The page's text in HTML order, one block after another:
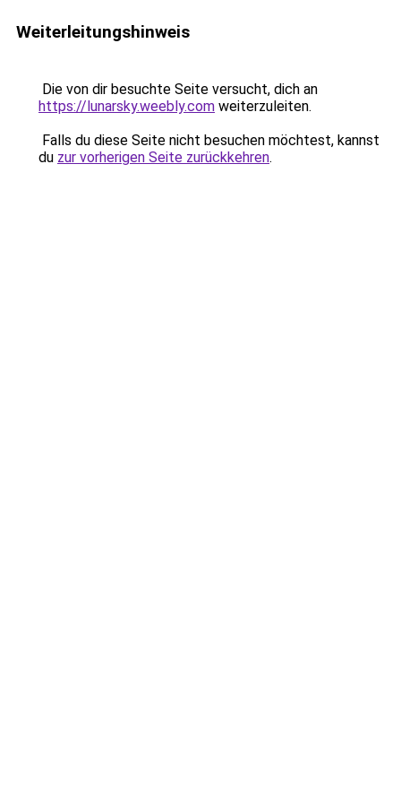
Weiterleitungshinweis
Die von dir besuchte Seite versucht, dich an
https://lunarsky.weebly.com weiterzuleiten.
Falls du diese Seite nicht besuchen möchtest, kannst
du zur vorherigen Seite zurückkehren.